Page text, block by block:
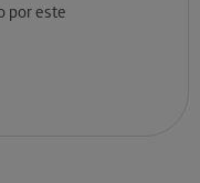
por este